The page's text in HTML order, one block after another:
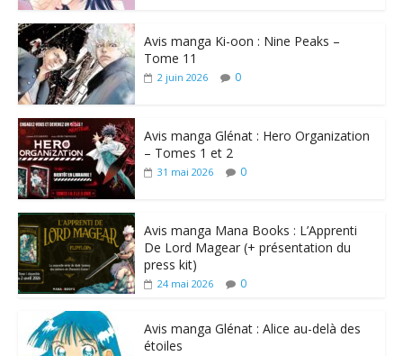
Avis manga Ki-oon : Nine Peaks –
Tome 11
2 juin 2026 0
Avis manga Glénat : Hero Organization
– Tomes 1 et 2
31 mai 2026 0
Avis manga Mana Books : L’Apprenti
De Lord Magear (+ présentation du
press kit)
24 mai 2026 0
Avis manga Glénat : Alice au-delà des
étoiles